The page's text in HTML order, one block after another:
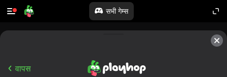
सभी गेम्स
वापस